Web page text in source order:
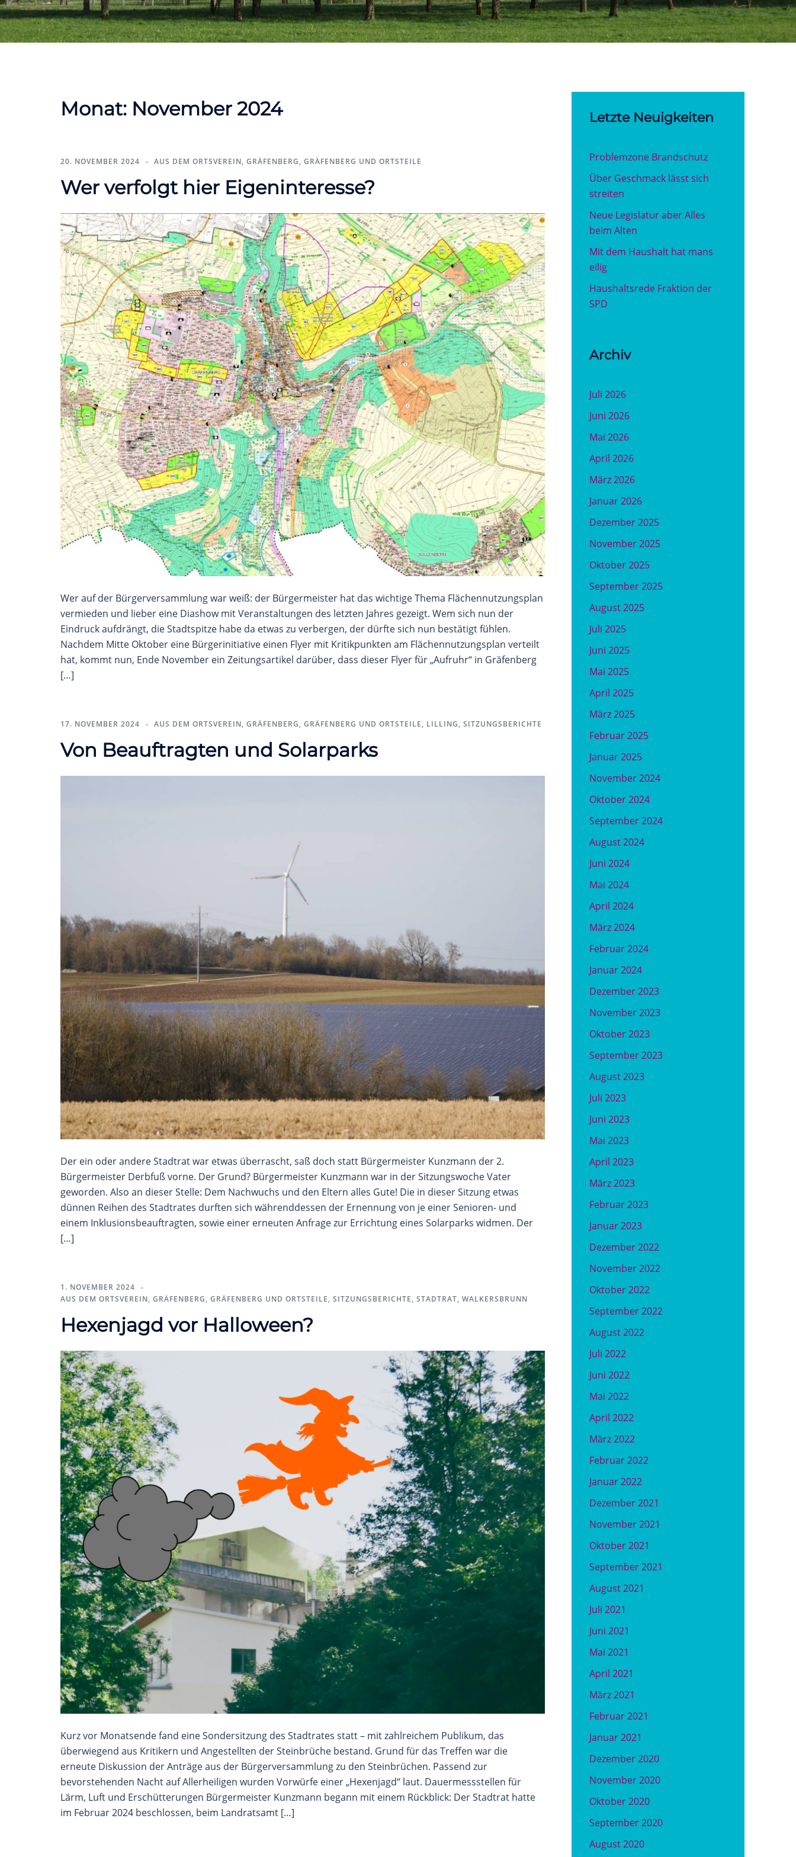
Monat: November 2024
20. NOVEMBER 2024 AUS DEM ORTSVEREIN, GRÄFENBERG, GRÄFENBERG UND ORTSTEILE
Wer verfolgt hier Eigeninteresse?
Wer auf der Bürgerversammlung war weiß: der Bürgermeister hat das wichtige Thema Flächennutzungsplan
vermieden und lieber eine Diashow mit Veranstaltungen des letzten Jahres gezeigt. Wem sich nun der
Eindruck aufdrängt, die Stadtspitze habe da etwas zu verbergen, der dürfte sich nun bestätigt fühlen.
Nachdem Mitte Oktober eine Bürgerinitiative einen Flyer mit Kritikpunkten am Flächennutzungsplan verteilt
hat, kommt nun, Ende November ein Zeitungsartikel darüber, dass dieser Flyer für „Aufruhr“ in Gräfenberg
[…]
17. NOVEMBER 2024 AUS DEM ORTSVEREIN, GRÄFENBERG, GRÄFENBERG UND ORTSTEILE, LILLING, SITZUNGSBERICHTE
Von Beauftragten und Solarparks
Der ein oder andere Stadtrat war etwas überrascht, saß doch statt Bürgermeister Kunzmann der 2.
Bürgermeister Derbfuß vorne. Der Grund? Bürgermeister Kunzmann war in der Sitzungswoche Vater
geworden. Also an dieser Stelle: Dem Nachwuchs und den Eltern alles Gute! Die in dieser Sitzung etwas
dünnen Reihen des Stadtrates durften sich währenddessen der Ernennung von je einer Senioren- und
einem Inklusionsbeauftragten, sowie einer erneuten Anfrage zur Errichtung eines Solarparks widmen. Der
[…]
1. NOVEMBER 2024
AUS DEM ORTSVEREIN, GRÄFENBERG, GRÄFENBERG UND ORTSTEILE, SITZUNGSBERICHTE, STADTRAT, WALKERSBRUNN
Hexenjagd vor Halloween?
Kurz vor Monatsende fand eine Sondersitzung des Stadtrates statt – mit zahlreichem Publikum, das
überwiegend aus Kritikern und Angestellten der Steinbrüche bestand. Grund für das Treffen war die
erneute Diskussion der Anträge aus der Bürgerversammlung zu den Steinbrüchen. Passend zur
bevorstehenden Nacht auf Allerheiligen wurden Vorwürfe einer „Hexenjagd“ laut. Dauermessstellen für
Lärm, Luft und Erschütterungen Bürgermeister Kunzmann begann mit einem Rückblick: Der Stadtrat hatte
im Februar 2024 beschlossen, beim Landratsamt […]
Letzte Neuigkeiten
Problemzone Brandschutz
Über Geschmack lässt sich
streiten
Neue Legislatur aber Alles
beim Alten
Mit dem Haushalt hat mans
eilig
Haushaltsrede Fraktion der
SPD
Archiv
Juli 2026
Juni 2026
Mai 2026
April 2026
März 2026
Januar 2026
Dezember 2025
November 2025
Oktober 2025
September 2025
August 2025
Juli 2025
Juni 2025
Mai 2025
April 2025
März 2025
Februar 2025
Januar 2025
November 2024
Oktober 2024
September 2024
August 2024
Juni 2024
Mai 2024
April 2024
März 2024
Februar 2024
Januar 2024
Dezember 2023
November 2023
Oktober 2023
September 2023
August 2023
Juli 2023
Juni 2023
Mai 2023
April 2023
März 2023
Februar 2023
Januar 2023
Dezember 2022
November 2022
Oktober 2022
September 2022
August 2022
Juli 2022
Juni 2022
Mai 2022
April 2022
März 2022
Februar 2022
Januar 2022
Dezember 2021
November 2021
Oktober 2021
September 2021
August 2021
Juli 2021
Juni 2021
Mai 2021
April 2021
März 2021
Februar 2021
Januar 2021
Dezember 2020
November 2020
Oktober 2020
September 2020
August 2020